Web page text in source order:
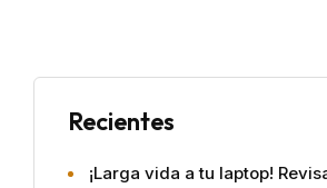
Recientes
¡Larga vida a tu laptop!